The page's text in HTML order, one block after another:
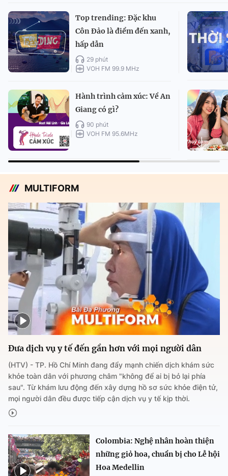
Top trending: Đặc khu
Côn Đảo là điểm đến xanh,
hấp dẫn
29 phút
VOH FM 99.9 MHz
Hành trình cảm xúc: Về An
Giang có gì?
90 phút
VOH FM 95.6MHz
MULTIFORM
Đưa dịch vụ y tế đến gần hơn với mọi người dân
(HTV) - TP. Hồ Chí Minh đang đẩy mạnh chiến dịch khám sức
khỏe toàn dân với phương châm "không để ai bị bỏ lại phía
sau". Từ khám lưu động đến xây dựng hồ sơ sức khỏe điện tử,
mọi người dân đều được tiếp cận dịch vụ y tế kịp thời.
Colombia: Nghệ nhân hoàn thiện
những giỏ hoa, chuẩn bị cho Lễ hội
Hoa Medellin